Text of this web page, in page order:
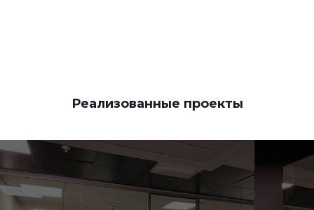
Реализованные проекты